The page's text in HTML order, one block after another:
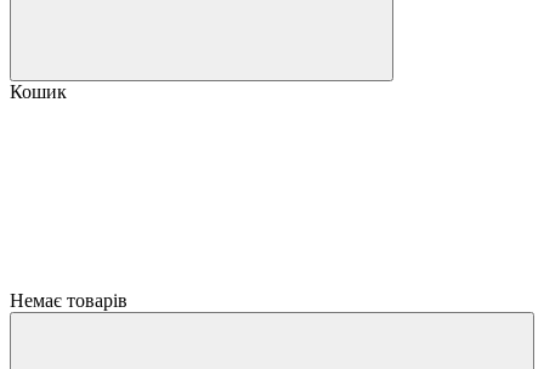
Кошик
Немає товарів